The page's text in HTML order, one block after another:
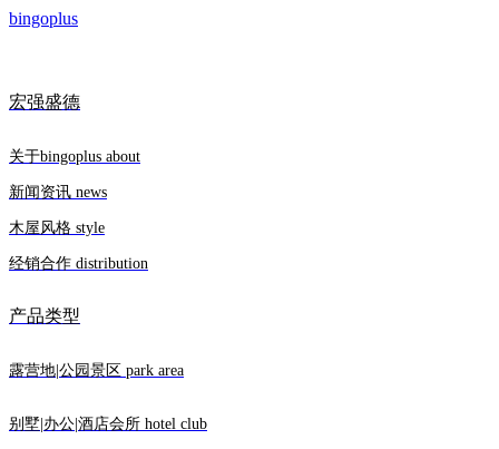
bingoplus
宏强盛德
关于bingoplus about
新闻资讯 news
木屋风格 style
经销合作 distribution
产品类型
露营地|公园景区 park area
别墅|办公|酒店会所 hotel club